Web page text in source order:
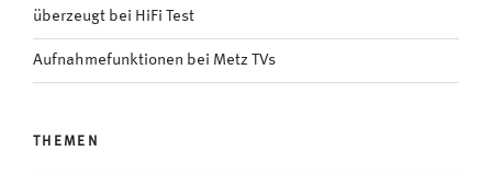
überzeugt bei HiFi Test
Aufnahmefunktionen bei Metz TVs
THEMEN